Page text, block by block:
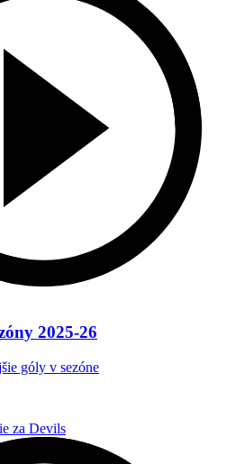
2025-26
góly v sezóne